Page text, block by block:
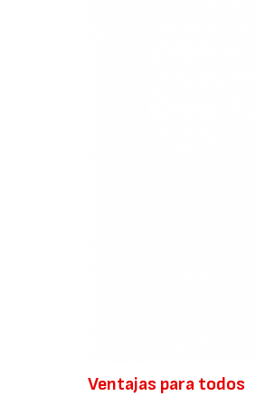
Ventajas para todos